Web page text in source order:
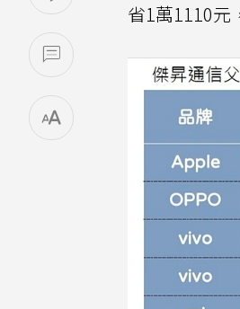
省1萬1110元